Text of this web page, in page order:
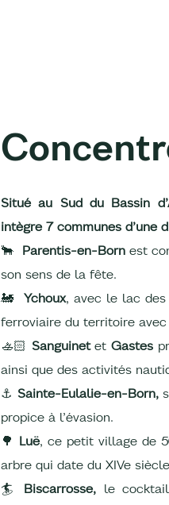
Situé au Sud du Bassin
intègre 7 communes d’une
🐂 Parentis-en-Bornest
son sens de la fête.
🚂 Ychoux, avec le lac des
ferroviaire du territoire avec
🚣🏻 Sanguinetet Gastes
ainsi que des activités
⚓ Sainte-Eulalie-en-Born,
propice à l’évasion.
🌳 Luë, ce petit village de
arbre qui date du XIVe
🏄 Biscarrosse, le